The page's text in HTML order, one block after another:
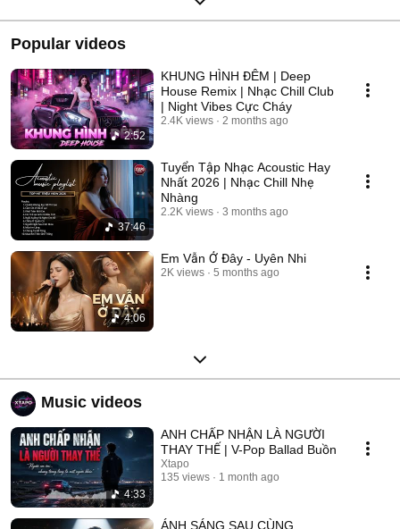
Popular videos
2:52
KHUNG HÌNH ĐÊM | Deep
House Remix | Nhạc Chill Club
| Night Vibes Cực Cháy
2.4K views 2 months ago
37:46
Tuyển Tập Nhạc Acoustic Hay
Nhất 2026 | Nhạc Chill Nhẹ
Nhàng
2.2K views 3 months ago
4:06
Em Vẫn Ở Đây - Uyên Nhi
2K views 5 months ago
Music videos
4:33
ANH CHẤP NHẬN LÀ NGƯỜI
THAY THẾ | V-Pop Ballad Buồn
Xtapo
135 views
1 month ago
ÁNH SÁNG SAU CÙNG